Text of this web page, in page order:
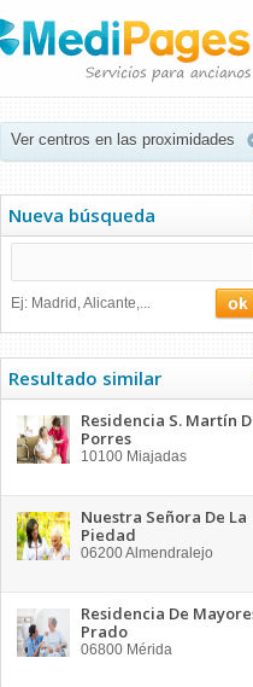
Ver centros en las proximidades
Nueva búsqueda
Ej: Madrid, Alicante,...
Resultado similar
Residencia S. Martín
Porres
10100 Miajadas
Nuestra Señora De La
Piedad
06200Almendralejo
Residencia De
Prado
06800 Mérida